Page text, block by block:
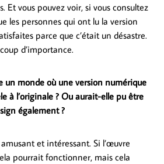
Et vous pouvez voir, si vous consultez
les personnes qui ont lu la version
parce que c’était un désastre.
d’importance.
un monde où une version numérique
à l’originale ? Ou aurait-elle pu être
également ?
et intéressant. Si l’œuvre
pourrait fonctionner, mais cela